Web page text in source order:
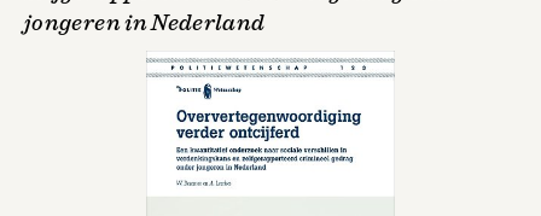
jongeren in Nederland